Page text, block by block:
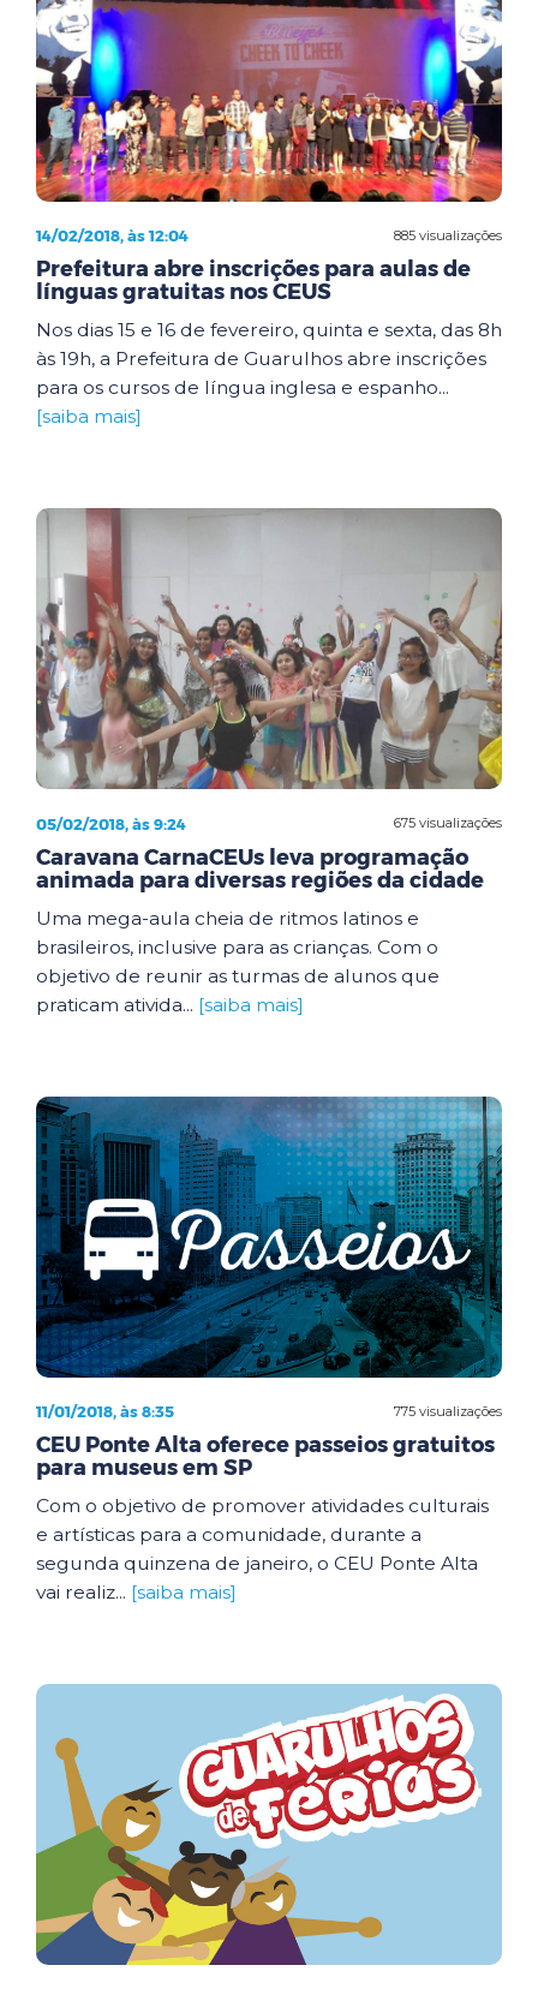
885 visualizações
14/02/2018, às 12:04
Prefeitura abre inscrições para aulas de
línguas gratuitas nos CEUS
Nos dias 15 e 16 de fevereiro, quinta e sexta, das 8h
às 19h, a Prefeitura de Guarulhos abre inscrições
para os cursos de língua inglesa e espanho...
[saiba mais]
675 visualizações
05/02/2018, às 9:24
Caravana CarnaCEUs leva programação
animada para diversas regiões da cidade
Uma mega-aula cheia de ritmos latinos e
brasileiros, inclusive para as crianças. Com o
objetivo de reunir as turmas de alunos que
praticam ativida... [saiba mais]
775 visualizações
11/01/2018, às 8:35
CEU Ponte Alta oferece passeios gratuitos
para museus em SP
Com o objetivo de promover atividades culturais
e artísticas para a comunidade, durante a
segunda quinzena de janeiro, o CEU Ponte Alta
vai realiz... [saiba mais]